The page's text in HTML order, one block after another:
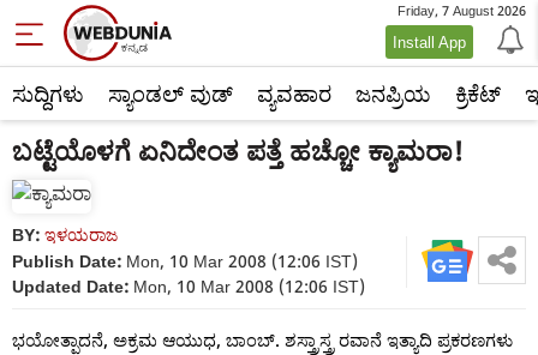
Newsworld
News
International
0803
10
1080310011_1.htm
Friday, 7 August 2026
Install App
ಸುದ್ದಿಗಳು ಸ್ಯಾಂಡಲ್ ವುಡ್ ವ್ಯವಹಾರ ಜನಪ್ರಿಯ ಕ್ರಿಕೆಟ್‌
ಬಟ್ಟೆಯೊಳಗೆ ಏನಿದೇಂತ ಪತ್ತೆ ಹಚ್ಚೋ ಕ್ಯಾಮರಾ!
BY: ಇಳಯರಾಜ
Publish Date: Mon, 10 Mar 2008 (12:06 IST)
Updated Date: Mon, 10 Mar 2008 (12:06 IST)
ಭಯೋತ್ಪಾದನೆ, ಅಕ್ರಮ ಆಯುಧ, ಬಾಂಬ್. ಶಸ್ತ್ರಾಸ್ತ್ರ ರವಾನೆ ಇತ್ಯಾದಿ ಪ್ರಕರಣಗಳು